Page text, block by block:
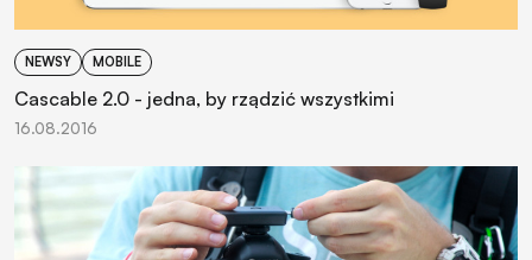
NEWSY MOBILE
Cascable 2.0 - jedna, by rządzić wszystkimi
16.08.2016